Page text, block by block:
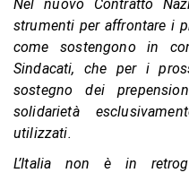
Nel nuovo Contratto
strumenti per affrontare i
come sostengono in
Sindacati, che per i
sostegno dei
solidarietà
utilizzati.
L’Italia non è in